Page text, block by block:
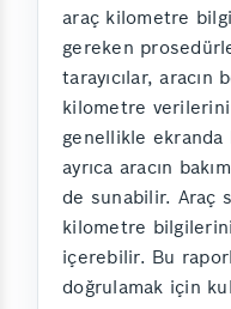
araç kilometre
gereken
tarayıcılar,
kilometre verilerini
genellikle
ayrıca aracın
de sunabilir. Araç
kilometre bilgilerini
içerebilir. Bu
doğrulamak için